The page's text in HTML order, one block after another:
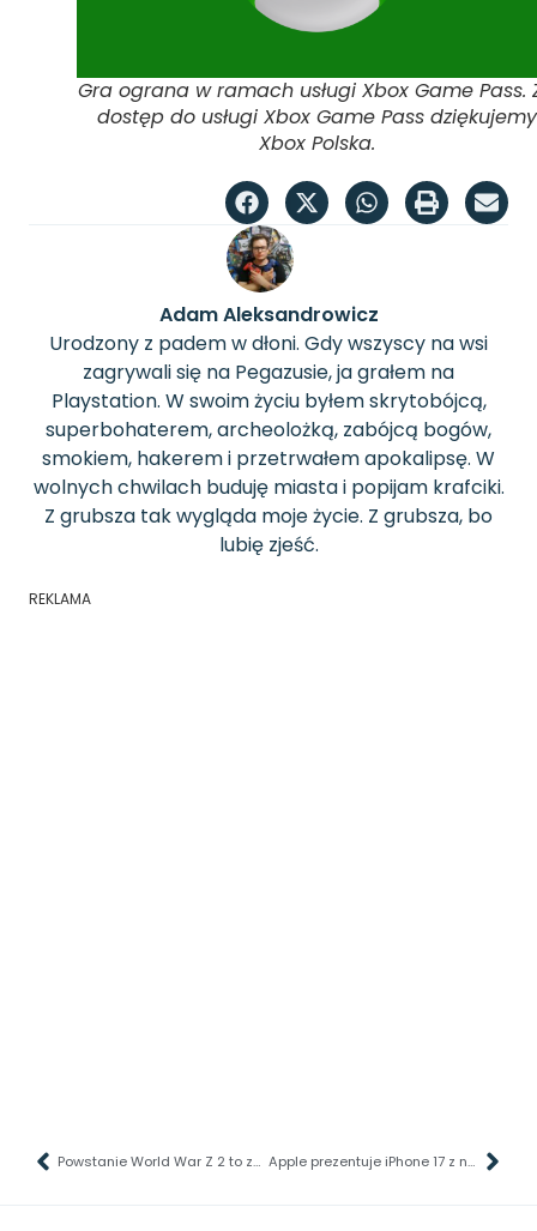
Gra ograna w ramach usługi Xbox Game Pass.
dostęp do usługi Xbox Game Pass dziękujemy
Xbox Polska.
Adam Aleksandrowicz
Urodzony z padem w dłoni. Gdy wszyscy na wsi
zagrywali się na Pegazusie, ja grałem na
Playstation. W swoim życiu byłem skrytobójcą,
superbohaterem, archeolożką, zabójcą bogów,
smokiem, hakerem i przetrwałem apokalipsę. W
wolnych chwilach buduję miasta i popijam krafciki.
Z grubsza tak wygląda moje życie. Z grubsza, bo
lubię zjeść.
REKLAMA
Powstanie World War Z 2 to zasługa gry Apple prezentuje iPhone 17 z nową, ultra-smukłą odsłoną „Air”